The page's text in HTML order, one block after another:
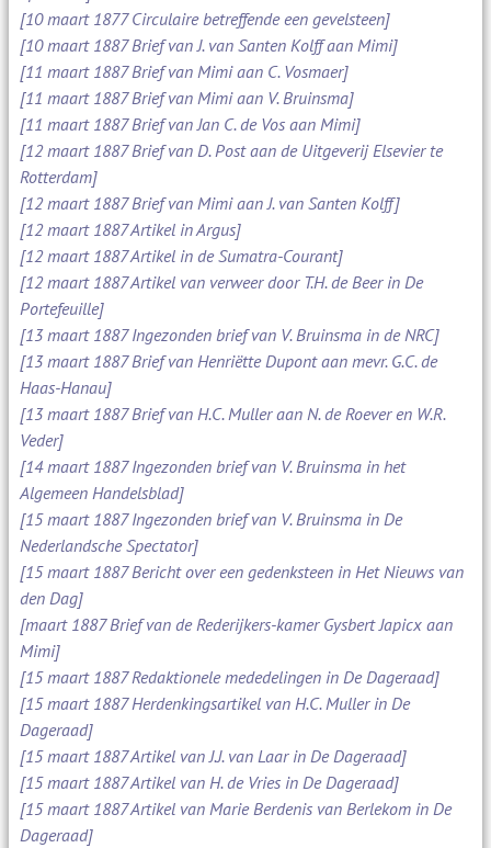
[10 maart 1877 Circulaire betreffende een gevelsteen]
[10 maart 1887 Brief van J. van Santen Kolff aan Mimi]
[11 maart 1887 Brief van Mimi aan C. Vosmaer]
[11 maart 1887 Brief van Mimi aan V. Bruinsma]
[11 maart 1887 Brief van Jan C. de Vos aan Mimi]
[12 maart 1887 Brief van D. Post aan de Uitgeverij Elsevier te
Rotterdam]
[12 maart 1887 Brief van Mimi aan J. van Santen Kolff]
[12 maart 1887 Artikel in Argus]
[12 maart 1887 Artikel in de Sumatra-Courant]
[12 maart 1887 Artikel van verweer door T.H. de Beer in De
Portefeuille]
[13 maart 1887 Ingezonden brief van V. Bruinsma in de NRC]
[13 maart 1887 Brief van Henriëtte Dupont aan mevr. G.C. de
Haas-Hanau]
[13 maart 1887 Brief van H.C. Muller aan N. de Roever en W.R.
Veder]
[14 maart 1887 Ingezonden brief van V. Bruinsma in het
Algemeen Handelsblad]
[15 maart 1887 Ingezonden brief van V. Bruinsma in De
Nederlandsche Spectator]
[15 maart 1887 Bericht over een gedenksteen in Het Nieuws van
den Dag]
[maart 1887 Brief van de Rederijkers-kamer Gysbert Japicx aan
Mimi]
[15 maart 1887 Redaktionele mededelingen in De Dageraad]
[15 maart 1887 Herdenkingsartikel van H.C. Muller in De
Dageraad]
[15 maart 1887 Artikel van J.J. van Laar in De Dageraad]
[15 maart 1887 Artikel van H. de Vries in De Dageraad]
[15 maart 1887 Artikel van Marie Berdenis van Berlekom in De
Dageraad]